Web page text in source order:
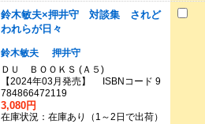
鈴木敏夫×押井守 対談集 されど
われらが日々
鈴木敏夫
押井守
ＤＵ ＢＯＯＫＳ (Ａ５)
【2024年03月発売】 ISBNコード 9
784866472119
3,080円
在庫状況：在庫あり（1～2日で出荷）